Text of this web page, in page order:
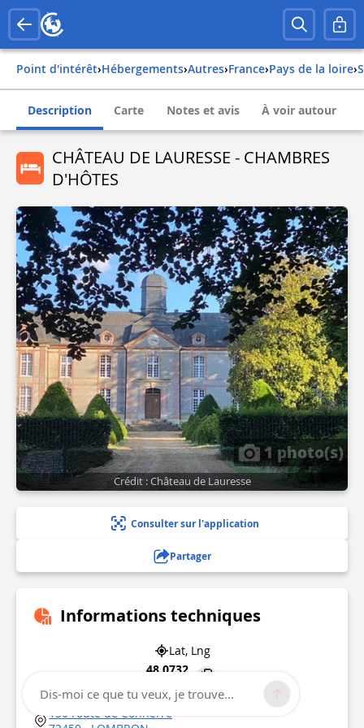
Point d'intérêt› Hébergements› Autres› france› pays de la loire›
Description Carte Notes et avis À voir autour
CHÂTEAU DE LAURESSE - CHAMBRES
D'HÔTES
1 photo(s)
Crédit : Château de Lauresse
Consulter sur l'application
Partager
Informations techniques
Lat, Lng
48.0732
150 route de Connerré
Dis-moi ce que tu veux, je trouve...